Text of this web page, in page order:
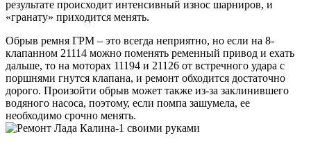
результате происходит интенсивный износ шарниров, и
«гранату» приходится менять.
Обрыв ремня ГРМ – это всегда неприятно, но если на 8-
клапанном 21114 можно поменять ременный привод и ехать
дальше, то на моторах 11194 и 21126 от встречного удара с
поршнями гнутся клапана, и ремонт обходится достаточно
дорого. Произойти обрыв может также из-за заклинившего
водяного насоса, поэтому, если помпа зашумела, ее
необходимо срочно менять.